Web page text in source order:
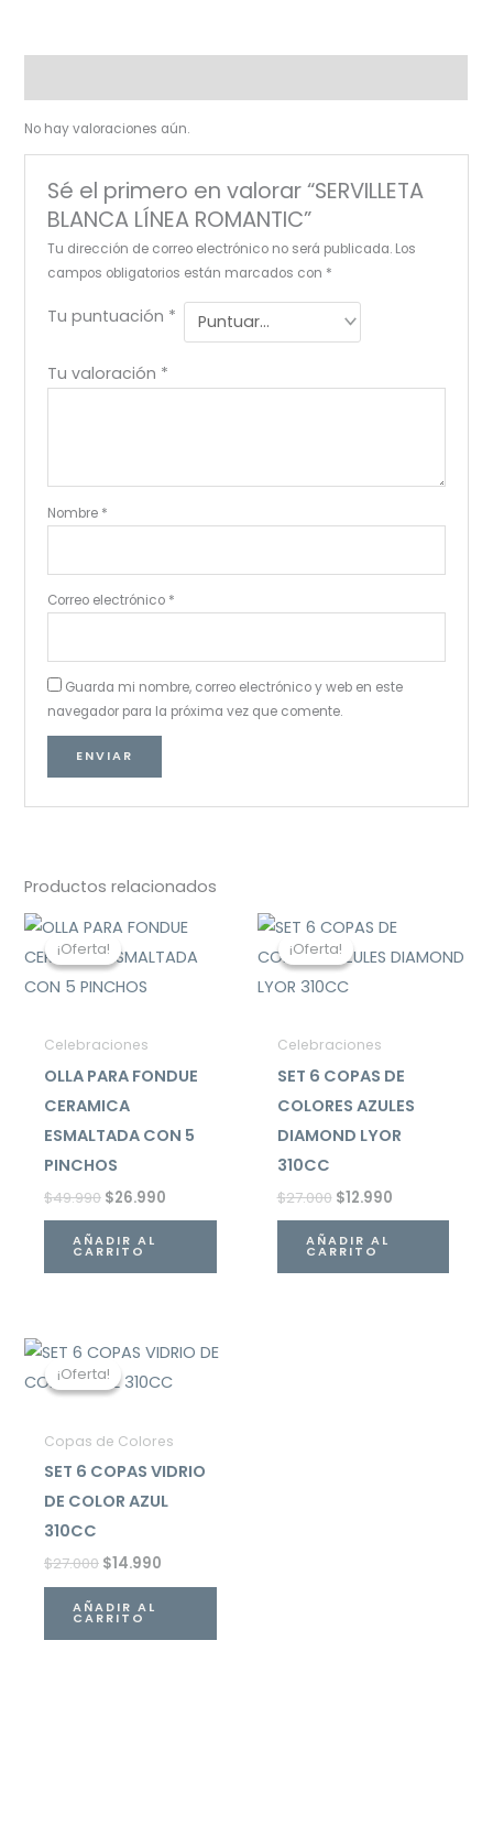
No hay valoraciones aún.
Sé el primero en valorar “SERVILLETA
BLANCA LÍNEA ROMANTIC”
Tu dirección de correo electrónico no será publicada. Los
campos obligatorios están marcados con *
Tu puntuación *
Tu valoración *
Nombre *
Correo electrónico *
Guarda mi nombre, correo electrónico y web en este
navegador para la próxima vez que comente.
Productos relacionados
¡Oferta!
¡Oferta!
Celebraciones
OLLA PARA FONDUE
CERAMICA
ESMALTADA CON 5
PINCHOS
$49.990
El
precio
original
era:
$49.990.
$26.990
El
precio
actual
AÑADIR AL
CARRITO
¡Oferta!
¡Oferta!
Celebraciones
SET 6 COPAS DE
COLORES AZULES
DIAMOND LYOR
310CC
$27.000
El
precio
original
era:
$27.000.
$12.990
El
precio
actual
AÑADIR AL
CARRITO
¡Oferta!
¡Oferta!
Copas de Colores
SET 6 COPAS VIDRIO
DE COLOR AZUL
310CC
$27.000
El
precio
original
$14.990
El
actual
AÑADIR AL
CARRITO